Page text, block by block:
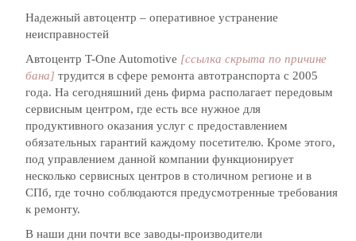
Надежный автоцентр – оперативное устранение
неисправностей
Автоцентр T-One Automotive [ссылка скрыта по причине
бана] трудится в сфере ремонта автотранспорта с 2005
года. На сегодняшний день фирма располагает передовым
сервисным центром, где есть все нужное для
продуктивного оказания услуг с предоставлением
обязательных гарантий каждому посетителю. Кроме этого,
под управлением данной компании функционирует
несколько сервисных центров в столичном регионе и в
СПб, где точно соблюдаются предусмотренные требования
к ремонту.
В наши дни почти все заводы-производители